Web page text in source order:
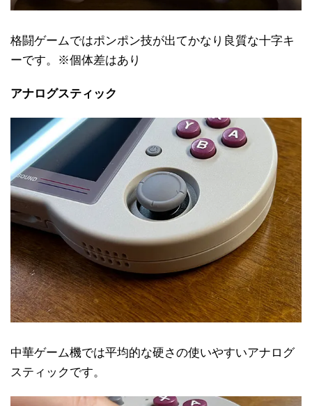
格闘ゲームではポンポン技が出てかなり良質な十字キ
ーです。※個体差はあり
アナログスティック
中華ゲーム機では平均的な硬さの使いやすいアナログ
スティックです。